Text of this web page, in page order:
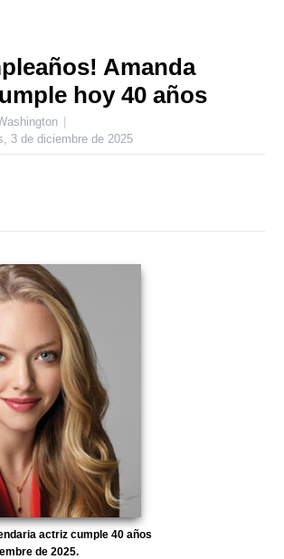
Amanda
hoy 40 años
3 de diciembre de 2025
actriz cumple 40 años
de 2025.